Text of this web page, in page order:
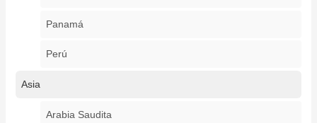
Panamá
Perú
Asia
Arabia Saudita